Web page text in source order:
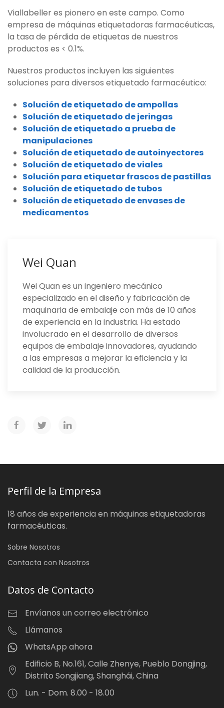
Viallabeller es pionero en este campo. Como
empresa de máquinas etiquetadoras farmacéuticas,
la tasa de pérdida de etiquetas de nuestros
productos es < 0.1%.
Nuestros productos incluyen las siguientes
soluciones para diversos etiquetado farmacéutico:
Solución de etiquetado de ampollas
Solución de etiquetado de jeringas
Solución de etiquetado a prueba de
manipulaciones
Solución de etiquetado de autoinyectores
Solución de etiquetado de viales
Solución para etiquetar frascos de pastillas
Solución de etiquetado de tubos
Solución de etiquetado de envases de
medicamentos
Wei Quan
Wei Quan es un ingeniero mecánico
especializado en el diseño y fabricación de
maquinaria de embalaje con más de 10 años
de experiencia en la industria. Ha estado
involucrado en el desarrollo de diversos
equipos de embalaje innovadores, ayudando
a las empresas a mejorar la eficiencia y la
calidad de la producción.
Perfil de la Empresa
18 años de experiencia en máquinas etiquetadoras
farmacéuticas.
Sobre Nosotros
Contacta con Nosotros
Datos de Contacto
Envíanos un correo electrónico
Llámanos
WhatsApp ahora
Edificio B, No.161, Calle Zhenye, Pueblo Dongjing,
Distrito Songjiang, Shanghái, China
Lun. - Dom. 8.00 - 18.00